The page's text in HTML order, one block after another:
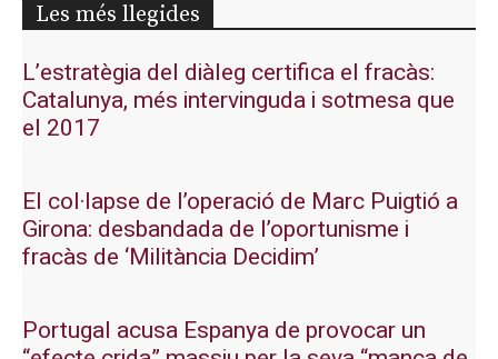
Les més llegides
L’estratègia del diàleg certifica el fracàs:
Catalunya, més intervinguda i sotmesa que
el 2017
El col·lapse de l’operació de Marc Puigtió a
Girona: desbandada de l’oportunisme i
fracàs de ‘Militància Decidim’
Portugal acusa Espanya de provocar un